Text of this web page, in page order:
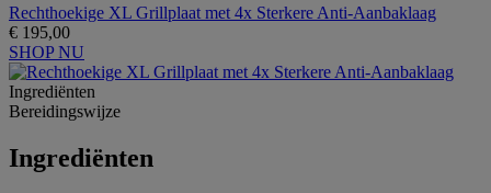
Rechthoekige XL Grillplaat met 4x Sterkere Anti-Aanbaklaag
€ 195,00
SHOP NU
Ingrediёnten
Bereidingswijze
Ingrediёnten